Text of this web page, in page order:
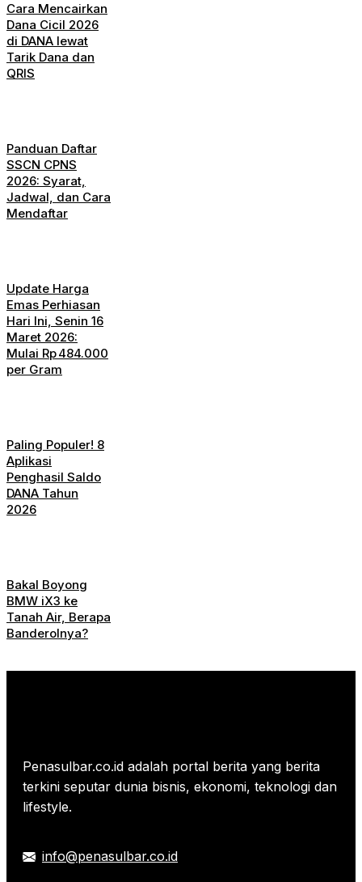
Cara Mencairkan
Dana Cicil 2026
di DANA lewat
Tarik Dana dan
QRIS
Panduan Daftar
SSCN CPNS
2026: Syarat,
Jadwal, dan Cara
Mendaftar
Update Harga
Emas Perhiasan
Hari Ini, Senin 16
Maret 2026:
Mulai Rp 484.000
per Gram
Paling Populer! 8
Aplikasi
Penghasil Saldo
DANA Tahun
2026
Bakal Boyong
BMW iX3 ke
Tanah Air, Berapa
Banderolnya?
Penasulbar.co.id adalah portal berita yang berita
terkini seputar dunia bisnis, ekonomi, teknologi dan
lifestyle.
info@penasulbar.co.id